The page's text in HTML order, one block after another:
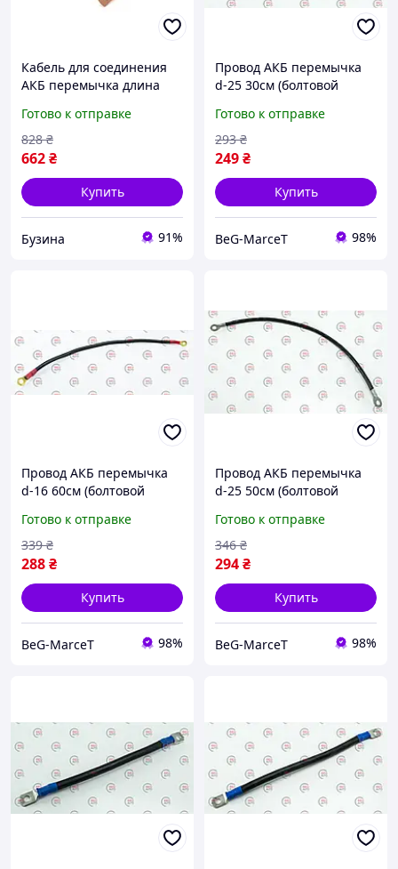
Кабель для соединения
АКБ перемычка длина
ПВ-3 КГНВ Одессакабель
16мм2 М8 медь buzyna
Готово к отправке
662₴
828 ₴
Купить
Бузина 91%
Провод АКБ перемычка
d-25 30см (болтовой
Готово к отправке
249₴
293 ₴
Купить
BeG-MarceT 98%
Провод АКБ перемычка
d-16 60см (болтовой
Готово к отправке
288₴
339 ₴
Купить
BeG-MarceT 98%
Провод АКБ перемычка
d-25 50см (болтовой
Готово к отправке
294₴
346 ₴
Купить
BeG-MarceT 98%